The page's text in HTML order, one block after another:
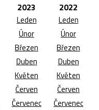
2023
Leden
Únor
Březen
Duben
Květen
Červen
Červenec
2022
Leden
Únor
Březen
Duben
Květen
Červen
Červenec